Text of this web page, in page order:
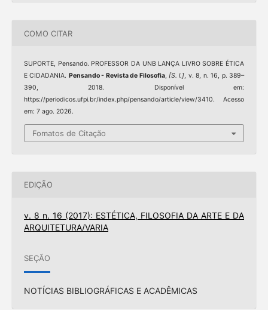
COMO CITAR
SUPORTE, Pensando. PROFESSOR DA UNB LANÇA LIVRO SOBRE ÉTICA
E CIDADANIA. Pensando - Revista de Filosofia,[S. l.], v. 8, n. 16, p. 389–
390, 2018. Disponível em:
https://periodicos.ufpi.br/index.php/pensando/article/view/3410. Acesso
em: 7 ago. 2026.
Fomatos de Citação
EDIÇÃO
v. 8 n. 16 (2017): ESTÉTICA, FILOSOFIA DA ARTE E DA
ARQUITETURA/VARIA
SEÇÃO
NOTÍCIAS BIBLIOGRÁFICAS E ACADÊMICAS